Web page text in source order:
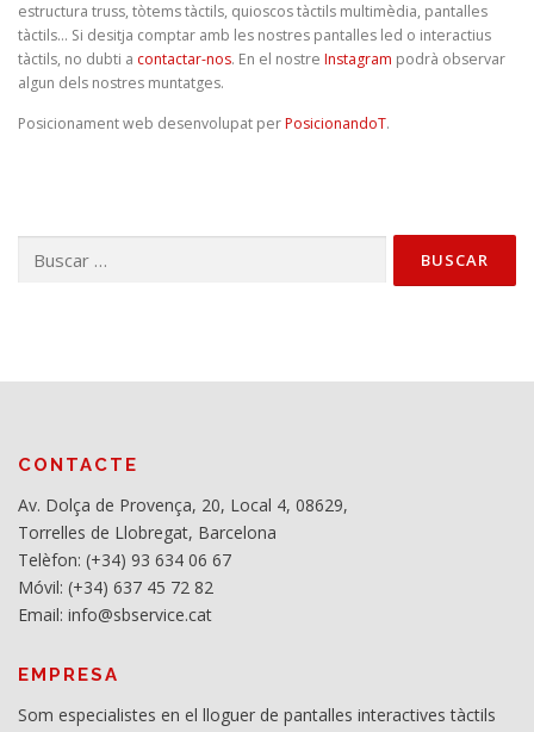
estructura truss, tòtems tàctils, quioscos tàctils multimèdia, pantalles
tàctils… Si desitja comptar amb les nostres pantalles led o interactius
tàctils, no dubti a contactar-nos. En el nostre Instagram podrà observar
algun dels nostres muntatges.
Posicionament web desenvolupat perPosicionandoT.
CONTACTE
Av. Dolça de Provença, 20, Local 4, 08629,
Torrelles de Llobregat, Barcelona
Telèfon: (+34) 93 634 06 67
Móvil: (+34) 637 45 72 82
Email: info@sbservice.cat
EMPRESA
Som especialistes en el lloguer de pantalles interactives tàctils